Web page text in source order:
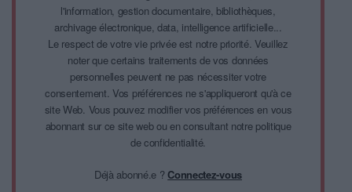
l'information, gestion documentaire, bibliothèques,
archivage électronique, data, intelligence artificielle...
Le respect de votre vie privée est notre priorité. Veuillez
noter que certains traitements de vos données
personnelles peuvent ne pas nécessiter votre
consentement. Vos préférences ne s'appliqueront qu'à ce
site Web. Vous pouvez modifier vos préférences en vous
abonnant sur ce site web ou en consultant notre politique
de confidentialité.
Déjà abonné.e ?Connectez-vous